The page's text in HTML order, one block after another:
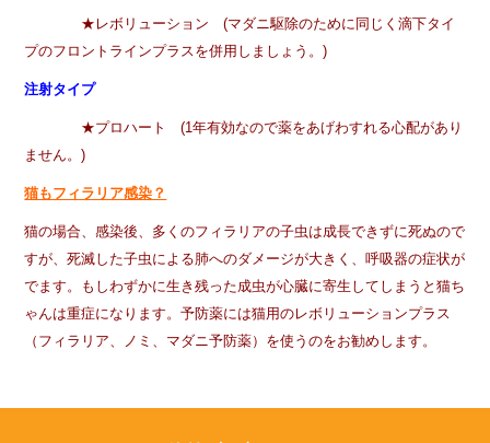
★レボリューション (マダニ駆除のために同じく滴下タイ
プのフロントラインプラスを併用しましょう。)
注射タイプ
★プロハート (1年有効なので薬をあげわすれる心配があり
ません。)
猫もフィラリア感染？
猫の場合、感染後、多くのフィラリアの子虫は成長できずに死ぬので
すが、死滅した子虫による肺へのダメージが大きく、呼吸器の症状が
でます。もしわずかに生き残った成虫が心臓に寄生してしまうと猫ち
ゃんは重症になります。予防薬には猫用のレボリューションプラス
（フィラリア、ノミ、マダニ予防薬）を使うのをお勧めします。